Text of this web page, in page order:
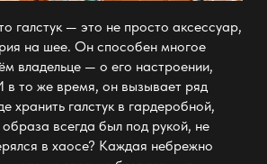
галстук — это не просто аксессуар,
на шее. Он способен многое
владельце — о его настроении,
в то же время, он вызывает ряд
хранить галстук в гардеробной,
всегда был под рукой, не
в хаосе? Каждая небрежно